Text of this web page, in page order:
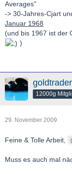
Averages"
-> 30-Jahres-Cjart
Januar 1968
(und bis 1967 ist der
)
goldtrader
12000g
29. November 2009
Feine & Tolle Arbeit,
Muss es auch mal